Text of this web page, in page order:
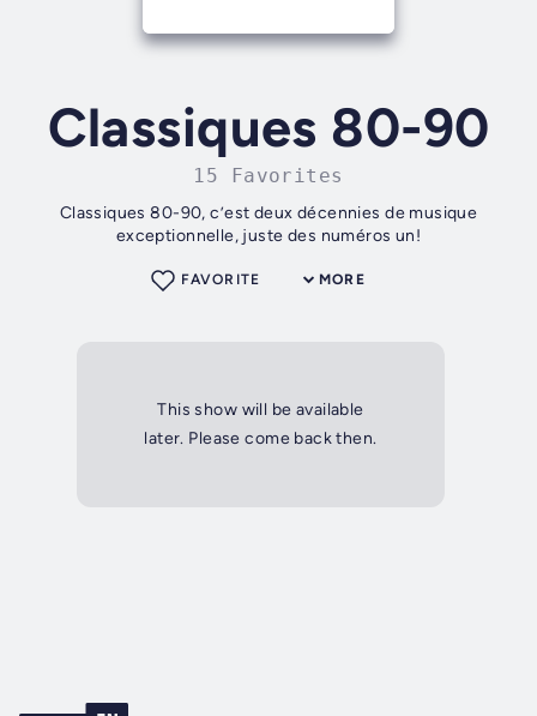
Classiques 80-90
15 Favorites
Classiques 80-90, c’est deux décennies de musique
exceptionnelle, juste des numéros un!
MORE
FAVORITE
This show will be available
later. Please come back then.